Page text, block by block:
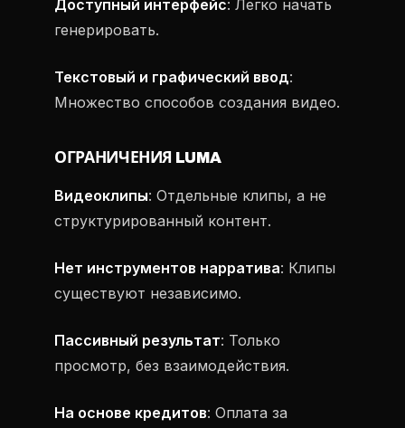
Доступный интерфейс: Легко начать
генерировать.
Текстовый и графический ввод:
Множество способов создания видео.
ОГРАНИЧЕНИЯ LUMA
Видеоклипы: Отдельные клипы, а не
структурированный контент.
Нет инструментов нарратива: Клипы
существуют независимо.
Пассивный результат: Только
просмотр, без взаимодействия.
На основе кредитов: Оплата за